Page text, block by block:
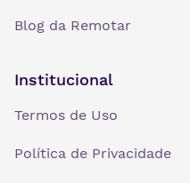
Blog da Remotar
Institucional
Termos de Uso
Política de Privacidade